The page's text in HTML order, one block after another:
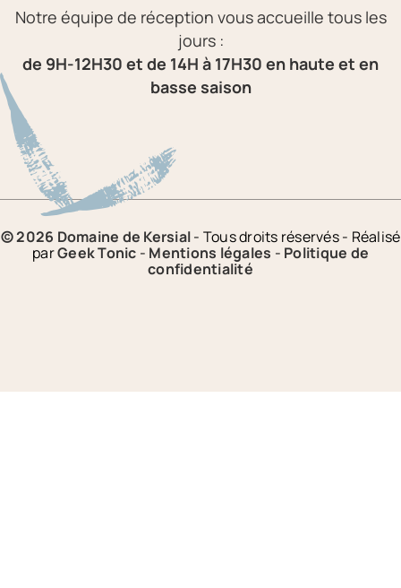
Notre équipe de réception vous accueille tous les
jours :
de 9H-12H30 et de 14H à 17H30 en haute et en
basse saison
© 2026 Domaine de Kersial- Tous droits réservés - Réalisé
parGeek Tonic - Mentions légales - Politique de
confidentialité